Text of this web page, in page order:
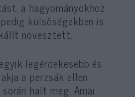
a hagyományokhoz
külsőségekben is
növesztett.
legérdekesebb és
a perzsák ellen
halt meg. Amai